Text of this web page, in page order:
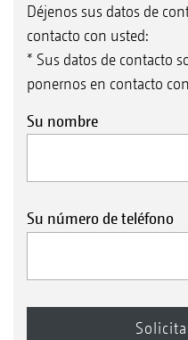
Déjenos sus datos de
contacto con usted:
* Sus datos de contacto
ponernos en contacto
Su nombre
Su número de teléfono